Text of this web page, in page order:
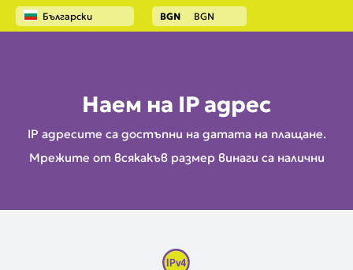
Български BGN BGN
Начало Наем на IP адрес
Наем на IP адрес
IP адресите са достъпни на датата на плащане.
Мрежите от всякакъв размер винаги са налични